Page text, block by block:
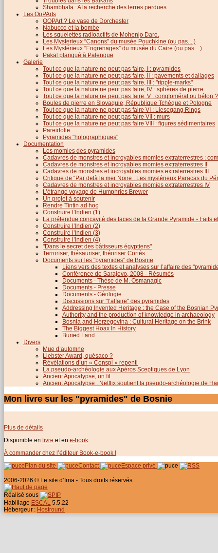
Shambhala : A la recherche des terres perdues
Les OoPArts
OOPArt ? Le vase de Dorchester
Nabucco et la bombe
Les squelettes radioactifs de Mohenjo Daro.
Les Mysterieux “Canons” du musée Pouchkine (ou pas....)
Les Mystérieux “Engrenages” du musée du Caire (ou pas....)
Pakal planqué à Palenque
Galerie
Tout ce que la nature ne peut pas faire, I : pyramides
Tout ce que la nature ne peut pas faire, II : pavements et dallages
Tout ce que la nature ne peut pas faire, III : "ripple-marks"
Tout ce que la nature ne peut pas faire, IV : sphères de pierre
Tout ce que la nature ne peut pas faire, V : conglomérat ou béton ?
Boules de pierre en Slovaquie, République Tchèque et Pologne
Tout ce que la nature ne peut pas faire VI : Liesegang Rings
Tout ce que la nature ne peut pas faire VII : murs
Tout ce que la nature ne peut pas faire VIII : figures sédimentaires
Pareidolie
Pyramides "holographiques"
Documentation
Les momies des pyramides
Cadavres de monstres et incroyables momies extraterrestres :
Cadavres de monstres et incroyables momies extraterrestres II
Cadavres de monstres et incroyables momies extraterrestres III
Critique de “Par delà la mer Noire : Les mystérieux Paracas du
Cadavres de monstres et incroyables momies extraterrestres IV
L’étrange voyage de Humphries Brewer
Un projet à soutenir
Rendre Tintin ad hoc
Construire l’Indien (1)
La prétendue concavité des faces de la Grande Pyramide - Faits
Construire l’Indien (2)
Construire l’Indien (3)
Construire l’Indien (4)
"Dans le secret des bâtisseurs égyptiens"
Terroriser, thésauriser, théoriser Cortés
Documents sur les "pyramides" de Bosnie
Liens vers des textes et analyses sur l’affaire des
Conférence de Sarajevo, 2008 - Résumés
Documents - Thèse de M. Osmanagic
Documents - Presse
Documents - Géologie
Discussions sur "l’affaire" des pyramides
Addressing Invented Heritage : the Case of the Bosnian
Authority and the production of knowledge in archaeology
Bosnia and Herzegovina : Cultural Heritage on the Brink
The Biggest Hoax In History
Buried Land
Divers
Mue d’automne
Liebster Award, quésaco ?
Révélations d’un « Conspi » repenti
La pseudo-archéologie aux Apéros Sceptiques de Lyon
Ancient Apocalypse, un fil
Ancient Apocalypse : Netflix soutient la pseudo-archéologie de
Mon livre sur les "pyramides" de Bosnie
Plus de détails
Disponible en livre et en e-book
À commander chez l’éditeur Book-e-book !
Plan du site
Contact Espace privé
2006-2026 © Le site d’Irna - Tous droits réservés
Réalisé sous
Habillage ESCAL 5.5.22
Hébergeur : Hostround